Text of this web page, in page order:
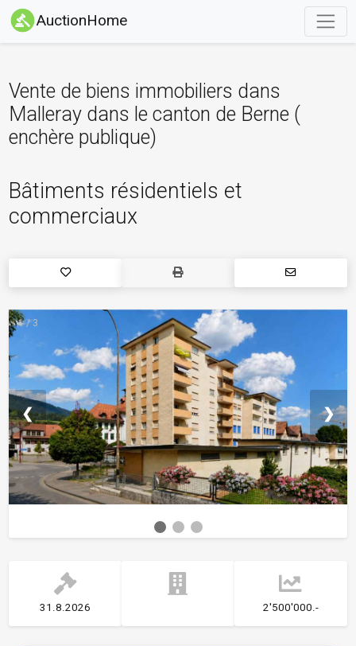
AuctionHome
Vente de biens immobiliers dans
Malleray dans le canton de Berne (
enchère publique)
Bâtiments résidentiels et
commerciaux
1 / 3
❮ ❯
31.8.2026 2'500'000.-